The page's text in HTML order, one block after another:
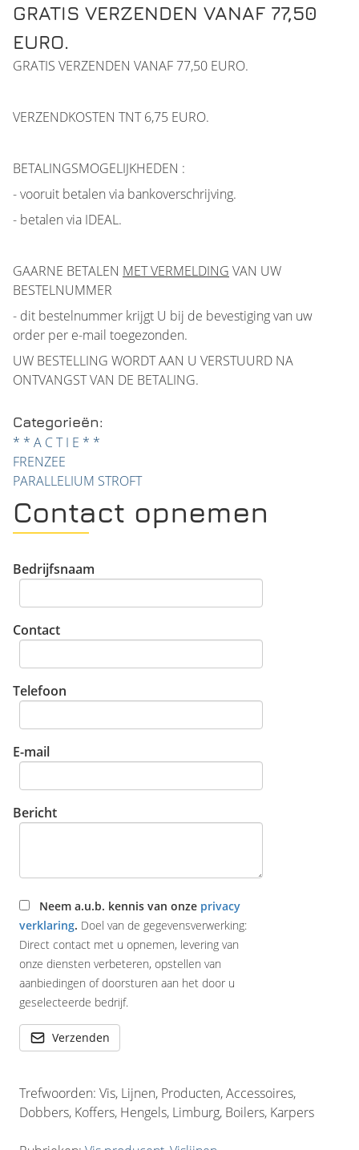
GRATIS VERZENDEN VANAF 77,50
EURO.
GRATIS VERZENDEN VANAF 77,50 EURO.
VERZENDKOSTEN TNT 6,75 EURO.
BETALINGSMOGELIJKHEDEN :
- vooruit betalen via bankoverschrijving.
- betalen via IDEAL.
GAARNE BETALEN MET VERMELDING VAN UW
BESTELNUMMER
- dit bestelnummer krijgt U bij de bevestiging van uw
order per e-mail toegezonden.
UW BESTELLING WORDT AAN U VERSTUURD NA
ONTVANGST VAN DE BETALING.
Categorieën:
* * A C T I E * *
FRENZEE
PARALLELIUM STROFT
Contact opnemen
Bedrijfsnaam
Contact
Telefoon
E-mail
Bericht
Neem a.u.b. kennis van onze privacy
verklaring. Doel van de gegevensverwerking:
Direct contact met u opnemen, levering van
onze diensten verbeteren, opstellen van
aanbiedingen of doorsturen aan het door u
geselecteerde bedrijf.
Verzenden
Trefwoorden: Vis, Lijnen, Producten, Accessoires,
Dobbers, Koffers, Hengels, Limburg, Boilers, Karpers